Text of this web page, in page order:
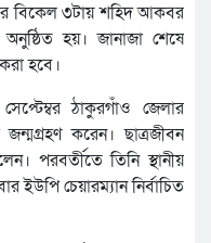
বিকেল ৩টায় শহিদ আকবর
হয়। জানাজা শেষে
হবে।
ঠাকুরগাঁও জেলার
জন্মগ্রহণ করেন। ছাত্রজীবন
পরবর্তীতে তিনি স্থানীয়
ইউপি চেয়ারম্যান নির্বাচিত